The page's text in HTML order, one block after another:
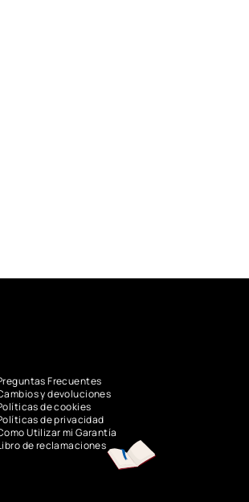
Frecuentes
y devoluciones
de cookies
de privacidad
Utilizar mi Garantía
de reclamaciones